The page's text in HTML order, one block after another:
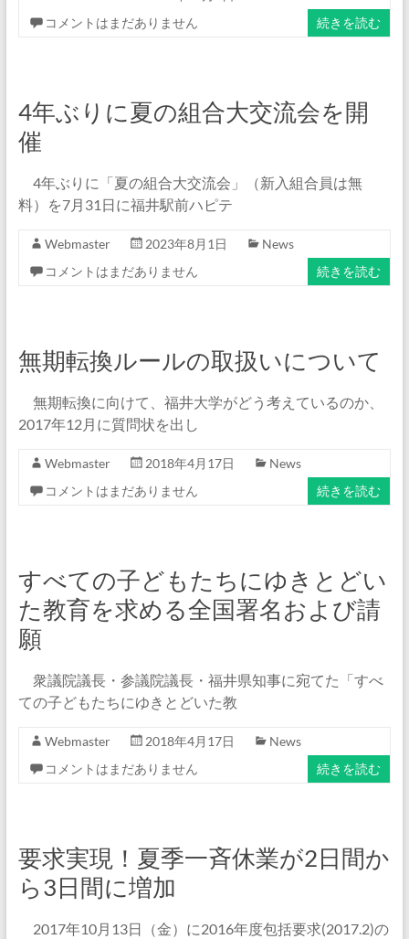
コメントはまだありません
続きを読む
4年ぶりに夏の組合大交流会を開
催
4年ぶりに「夏の組合大交流会」（新入組合員は無
料）を7月31日に福井駅前ハピテ
Webmaster 2023年8月1日
News
コメントはまだありません
続きを読む
無期転換ルールの取扱いについて
無期転換に向けて、福井大学がどう考えているのか、
2017年12月に質問状を出し
Webmaster 2018年4月17日
News
コメントはまだありません
続きを読む
すべての子どもたちにゆきとどい
た教育を求める全国署名および請
願
衆議院議長・参議院議長・福井県知事に宛てた「すべ
ての子どもたちにゆきとどいた教
Webmaster 2018年4月17日
News
コメントはまだありません
続きを読む
要求実現！夏季一斉休業が2日間か
ら3日間に増加
2017年10月13日（金）に2016年度包括要求(2017.2)の